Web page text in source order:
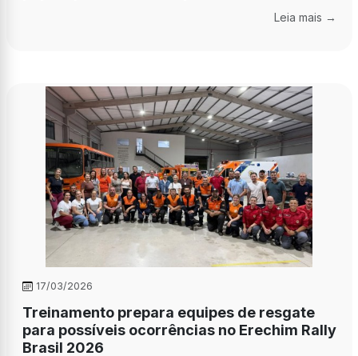
Leia mais →
17/03/2026
Treinamento prepara equipes de resgate
para possíveis ocorrências no Erechim Rally
Brasil 2026